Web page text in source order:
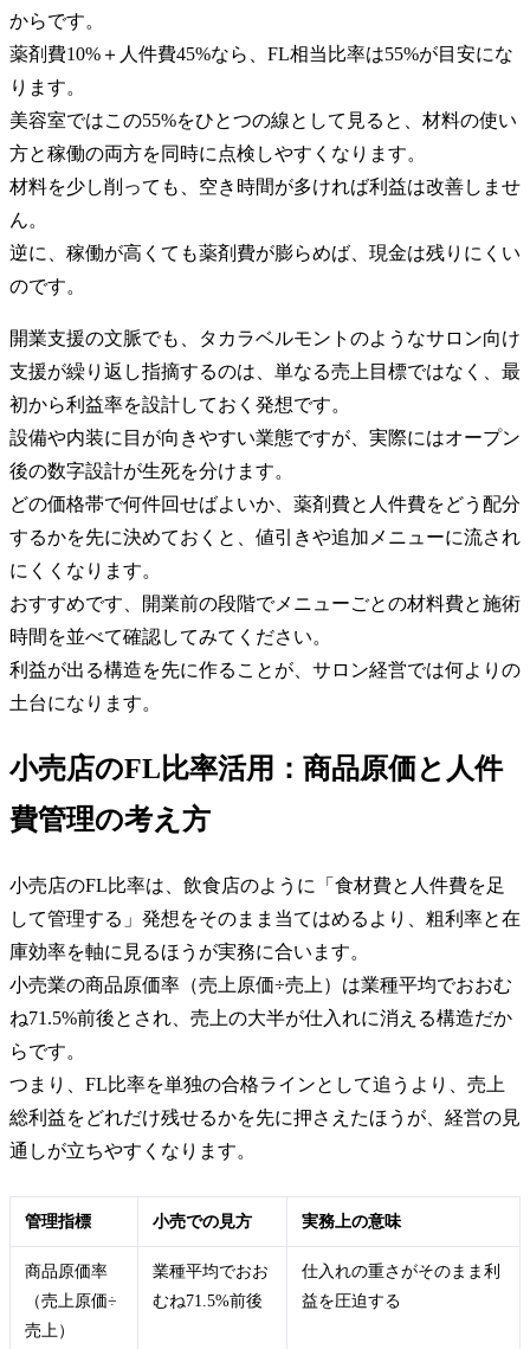
からです。
薬剤費10%＋人件費45%なら、FL相当比率は55%が目安にな
ります。
美容室ではこの55%をひとつの線として見ると、材料の使い
方と稼働の両方を同時に点検しやすくなります。
材料を少し削っても、空き時間が多ければ利益は改善しませ
ん。
逆に、稼働が高くても薬剤費が膨らめば、現金は残りにくい
のです。
開業支援の文脈でも、タカラベルモントのようなサロン向け
支援が繰り返し指摘するのは、単なる売上目標ではなく、最
初から利益率を設計しておく発想です。
設備や内装に目が向きやすい業態ですが、実際にはオープン
後の数字設計が生死を分けます。
どの価格帯で何件回せばよいか、薬剤費と人件費をどう配分
するかを先に決めておくと、値引きや追加メニューに流され
にくくなります。
おすすめです、開業前の段階でメニューごとの材料費と施術
時間を並べて確認してみてください。
利益が出る構造を先に作ることが、サロン経営では何よりの
土台になります。
小売店のFL比率活用：商品原価と人件
費管理の考え方
小売店のFL比率は、飲食店のように「食材費と人件費を足
して管理する」発想をそのまま当てはめるより、粗利率と在
庫効率を軸に見るほうが実務に合います。
小売業の商品原価率（売上原価÷売上）は業種平均でおおむ
ね71.5%前後とされ、売上の大半が仕入れに消える構造だか
らです。
つまり、FL比率を単独の合格ラインとして追うより、売上
総利益をどれだけ残せるかを先に押さえたほうが、経営の見
通しが立ちやすくなります。
管理指標 小売での見方 実務上の意味
商品原価率
（売上原価÷
売上）
業種平均でおお
むね71.5%前後
仕入れの重さがそのまま利
益を圧迫する